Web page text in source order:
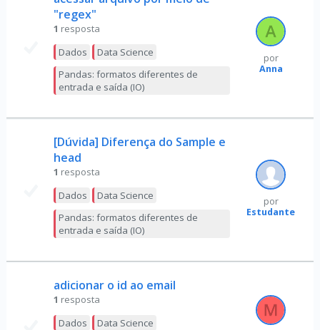
"regex"
1 resposta
Dados
Data Science
Pandas: formatos diferentes de
entrada e saída (IO)
por
Anna
[Dúvida] Diferença do Sample e
head
1 resposta
Dados
Data Science
Pandas: formatos diferentes de
entrada e saída (IO)
por
Estudante
adicionar o id ao email
1 resposta
Dados
Data Science